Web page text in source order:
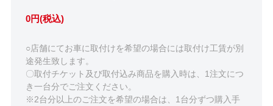
0円(税込)
○店舗にてお車に取付けを希望の場合には取付け工賃が別
途発生致します。
〇取付チケット及び取付込み商品を購入時は、1注文につ
き一台分でご注文ください。
※2台分以上のご注文を希望の場合は、1台分ずつ購入手